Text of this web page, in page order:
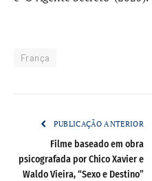
França
PUBLICAÇÃO ANTERIOR
Filme baseado em obra
psicografada por Chico Xavier e
Waldo Vieira, “Sexo e Destino”